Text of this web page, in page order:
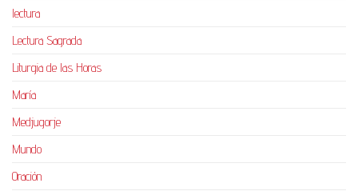
lectura
Lectura Sagrada
Liturgia de las Horas
María
Medjugorje
Mundo
Oración